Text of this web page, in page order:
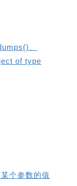
、
of type
个参数的值